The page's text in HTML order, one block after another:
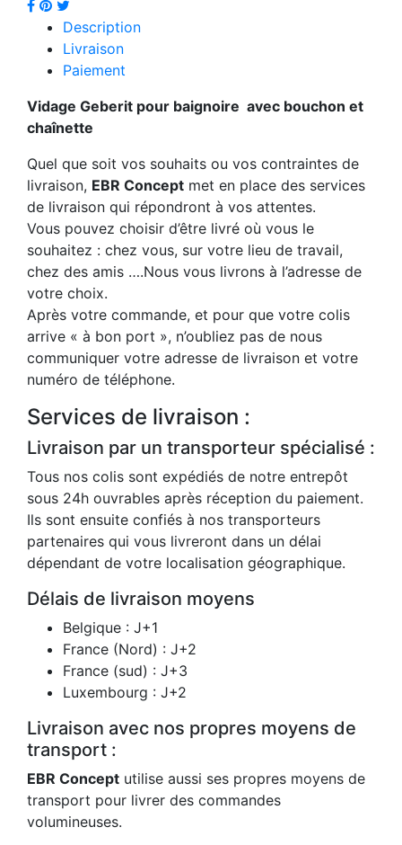
Description
Livraison
Paiement
Vidage Geberit pour baignoire avec bouchon et
chaînette
Quel que soit vos souhaits ou vos contraintes de
livraison, EBR Concept met en place des services
de livraison qui répondront à vos attentes.
Vous pouvez choisir d’être livré où vous le
souhaitez : chez vous, sur votre lieu de travail,
chez des amis ….Nous vous livrons à l’adresse de
votre choix.
Après votre commande, et pour que votre colis
arrive « à bon port », n’oubliez pas de nous
communiquer votre adresse de livraison et votre
numéro de téléphone.
Services de livraison :
Livraison par un transporteur spécialisé :
Tous nos colis sont expédiés de notre entrepôt
sous 24h ouvrables après réception du paiement.
Ils sont ensuite confiés à nos transporteurs
partenaires qui vous livreront dans un délai
dépendant de votre localisation géographique.
Délais de livraison moyens
Belgique : J+1
France (Nord) : J+2
France (sud) : J+3
Luxembourg : J+2
Livraison avec nos propres moyens de
transport :
EBR Concept utilise aussi ses propres moyens de
transport pour livrer des commandes
volumineuses.